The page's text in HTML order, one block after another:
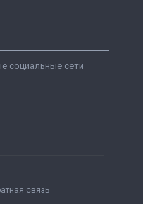
социальные сети
связь